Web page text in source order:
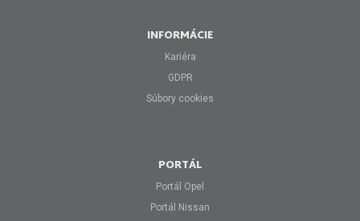
INFORMÁCIE
Kariéra
GDPR
Súbory cookies
PORTÁL
Portál Opel
Portál Nissan